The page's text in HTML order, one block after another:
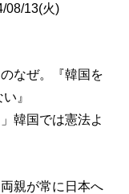
08/13(火)
なぜ。『韓国を
』
韓国では憲法よ
親が常に日本へ